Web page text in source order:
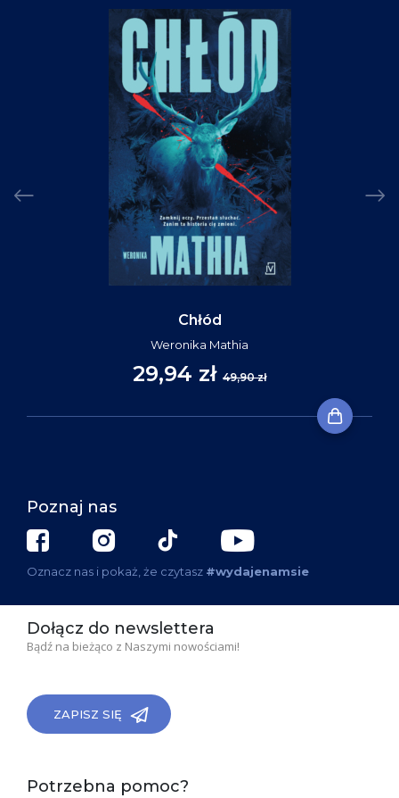
Chłód
Weronika Mathia
29,94 zł 49,90 zł
Poznaj nas
Oznacz nas i pokaż, że czytasz #wydajenamsie
Dołącz do newslettera
Bądź na bieżąco z Naszymi nowościami!
ZAPISZ SIĘ
Potrzebna pomoc?